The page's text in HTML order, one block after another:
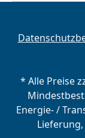
* Alle Preise
Energie- /